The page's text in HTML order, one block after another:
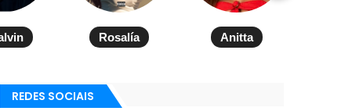
Rosalía Anitta
REDES SOCIAIS